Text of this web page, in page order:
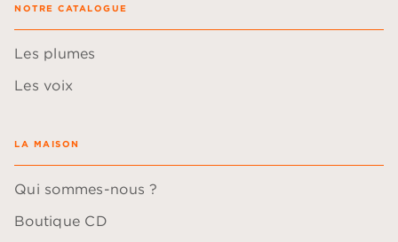
NOTRE CATALOGUE
Les plumes
Les voix
LA MAISON
Qui sommes-nous ?
Boutique CD